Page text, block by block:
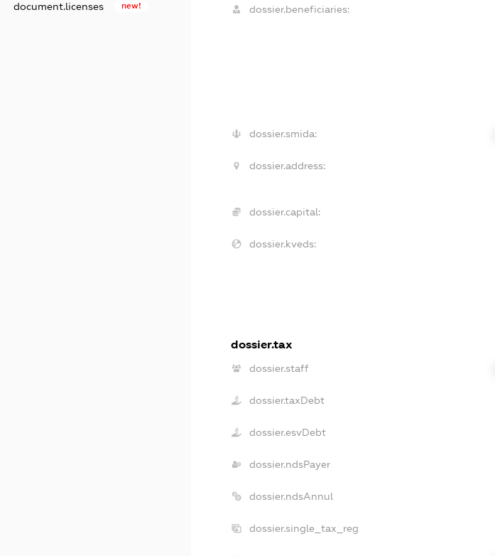
document.licenses new! dossier.beneficiaries:
dossier.smida:
dossier.address:
dossier.capital:
dossier.kveds:
dossier.tax
dossier.staff
dossier.taxDebt
dossier.esvDebt
dossier.ndsPayer
dossier.ndsAnnul
dossier.single_tax_reg